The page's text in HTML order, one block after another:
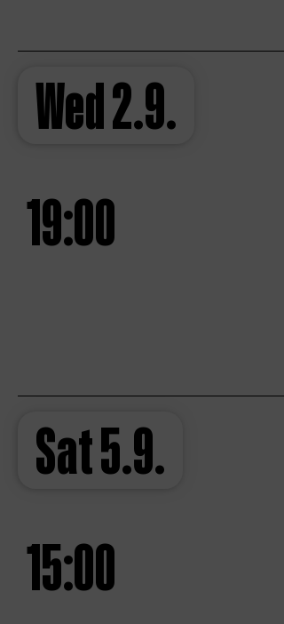
Wed2.9.
19:00
Sat5.9.
15:00